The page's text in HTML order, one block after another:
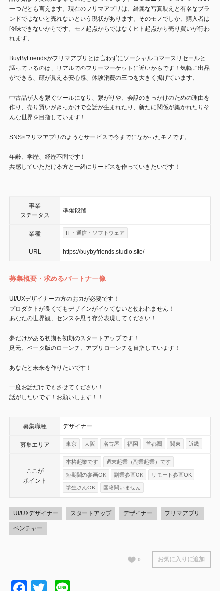
一つだとも言えます。現在のフリマアプリは、綺麗な写真映えと有名なブラ
ンドではないと売れないという現状があります。そのモノでしか、購入者は
吟味できないからです。モノ起点からではなくヒト起点から売り買いが行わ
れます。
BuyByFriendsがフリマアプリとは言わずにソーシャルコマースリセールと
謳っているのは、リアルでのフリーマーケットに近いからです！気軽に出品
ができる、顔が見える安心感、体験消費の三つを大きく掲げています。
中古品が人を繋ぐツールになり、繋がりや、会話のきっかけのための理由を
作り、売り買いがきっかけで会話が生まれたり、新たに関係が築かれたりそ
んな世界を目指しています！
SNS×フリマアプリのようなサービスで今までになかったモノです。
年齢、学歴、経歴不問です！
共感していただける方と一緒にサービスを作っていきたいです！
事業
ステータス
準備段階
業種 IT・通信・ソフトウェア
URL https://buybyfriends.studio.site/
募集概要・求めるパートナー像
UI/UXデザイナーの方のお力が必要です！
プロダクトが良くてもデザインがイケてないと使われません！
あなたの世界観、センスを思う存分表現してください！
夢だけがある初期も初期のスタートアップです！
足元、ベータ版のローンチ、アプリローンチを目指しています！
あなたと未来を作りたいです！
一度お話だけでもさせてください！
話がしたいです！お願いします！！
募集職種 デザイナー
募集エリア 東京 大阪 名古屋 福岡 首都圏 関東 近畿
ここが
ポイント
本格起業です 週末起業（副業起業）です
短期間の参画OK 副業参画OK リモート参画OK
学生さんOK 国籍問いません
UI/UXデザイナー スタートアップ デザイナー フリマアプリ
ベンチャー
0 お気に入りに追加